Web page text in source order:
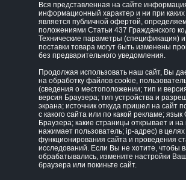
Вся представленная на сайте
информационный характер и ни при каких
является публичной офертой,
положениями Статьи 437 Гражданского
Технические параметры (спецификация) и
поставки товара могут быть изменены
без предварительного уведомления.
Продолжая использовать наш сайт, Вы
на обработку файлов cookie,
(сведения о местоположении; тип и
версия Браузера; тип устройства и
экрана; источник откуда пришел на сайт
с какого сайта или по какой рекламе;
Браузера; какие страницы открывает и на
нажимает пользователь; ip-адрес) в целях
функционирования сайта и проведения
исследований. Если Вы не хотите, чтобы
обрабатывались, измените настройки
браузера или покиньте сайт.